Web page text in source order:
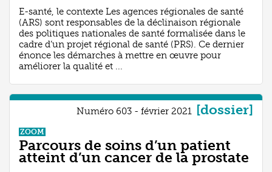
E-santé, le contexte Les agences régionales de santé
(ARS) sont responsables de la déclinaison régionale
des politiques nationales de santé formalisée dans le
cadre d’un projet régional de santé (PRS). Ce dernier
énonce les démarches à mettre en œuvre pour
améliorer la qualité et ...
Numéro 603 - février 2021 [dossier]
ZOOM
Parcours de soins d’un patient
atteint d’un cancer de la prostate